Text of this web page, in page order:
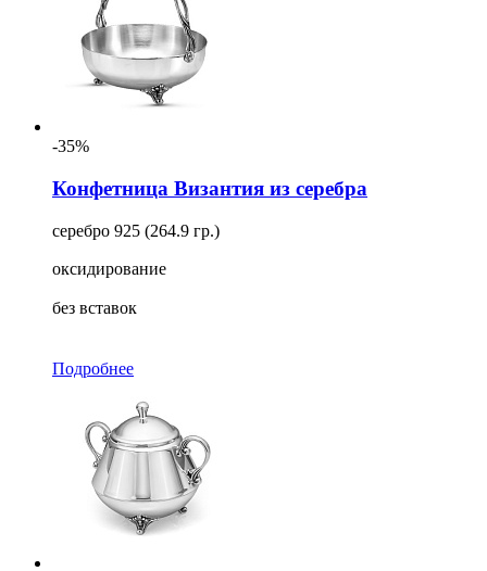
-35%
Конфетница Византия из серебра
серебро 925 (264.9 гр.)
оксидирование
без вставок
Подробнее